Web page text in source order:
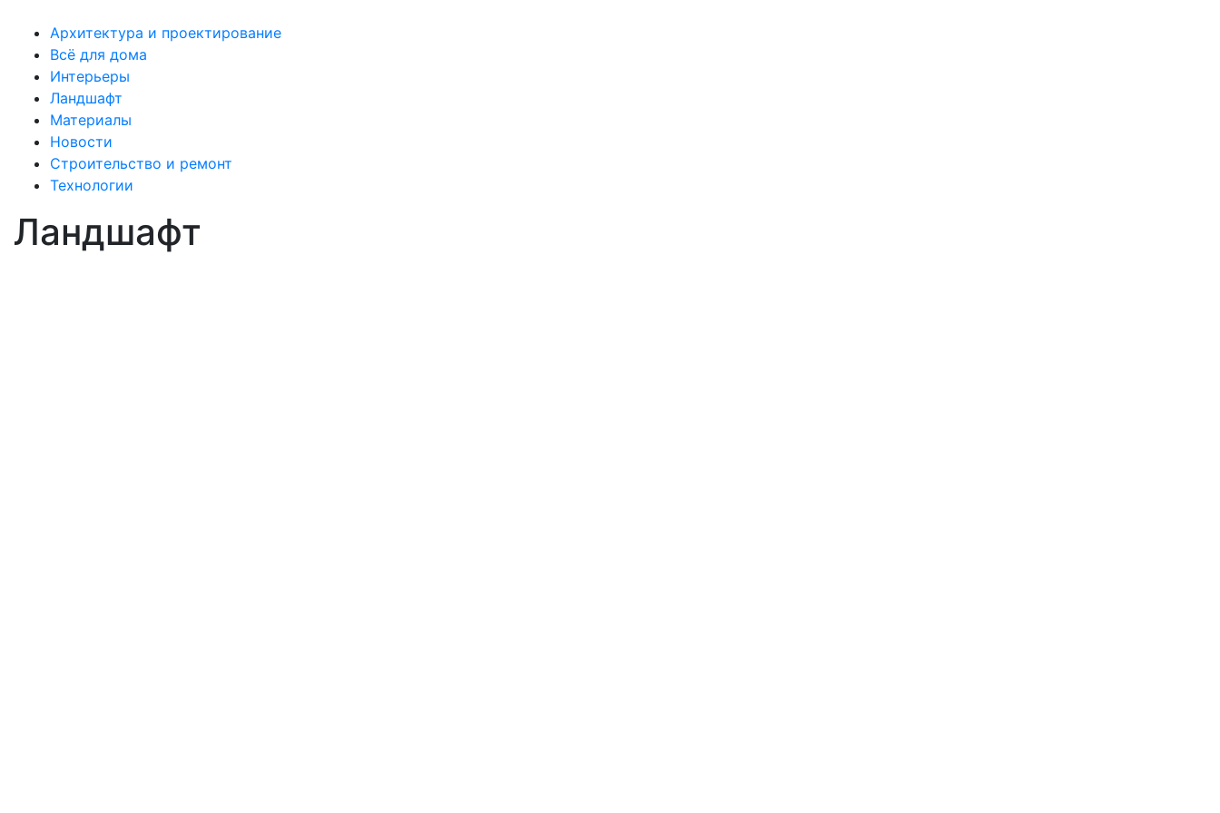
Архитектура и проектирование
Всё для дома
Интерьеры
Ландшафт
Материалы
Новости
Строительство и ремонт
Технологии
Ландшафт